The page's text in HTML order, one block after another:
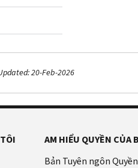
20-Feb-2026
AM HIỂU QUYỀN CỦA
Bản Tuyên ngôn